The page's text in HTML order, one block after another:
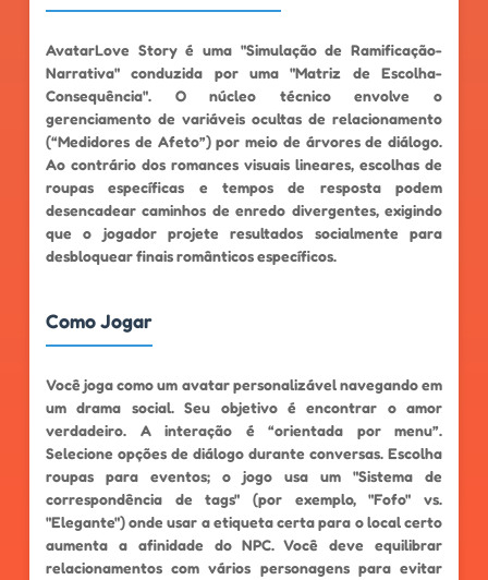
AvatarLove Story é uma "Simulação de Ramificação-
Narrativa" conduzida por uma "Matriz de Escolha-
Consequência". O núcleo técnico envolve o
gerenciamento de variáveis ​​ocultas de relacionamento
(“Medidores de Afeto”) por meio de árvores de diálogo.
Ao contrário dos romances visuais lineares, escolhas de
roupas específicas e tempos de resposta podem
desencadear caminhos de enredo divergentes, exigindo
que o jogador projete resultados socialmente para
desbloquear finais românticos específicos.
Como Jogar
Você joga como um avatar personalizável navegando em
um drama social. Seu objetivo é encontrar o amor
verdadeiro. A interação é “orientada por menu”.
Selecione opções de diálogo durante conversas. Escolha
roupas para eventos; o jogo usa um "Sistema de
correspondência de tags" (por exemplo, "Fofo" vs.
"Elegante") onde usar a etiqueta certa para o local certo
aumenta a afinidade do NPC. Você deve equilibrar
relacionamentos com vários personagens para evitar